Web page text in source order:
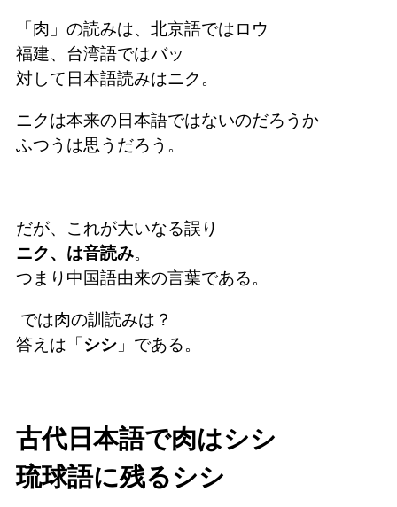
「肉」の読みは、北京語ではロウ
福建、台湾語ではバッ
対して日本語読みはニク。
ニクは本来の日本語ではないのだろうか
ふつうは思うだろう。
だが、これが大いなる誤り
ニク、は音読み。
つまり中国語由来の言葉である。
では肉の訓読みは？
答えは「 シシ」である。
古代日本語で肉はシシ
琉球語に残るシシ